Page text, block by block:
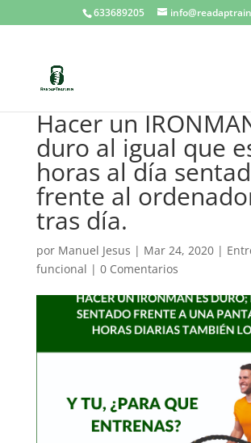
633689205
Hacer un
duro al igual que
horas al día
frente al
tras día.
por Manuel Jesus | Mar 24, 2020|
funcional | 0 Comentarios